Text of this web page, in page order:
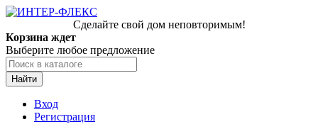
Сделайте свой дом неповторимым!
Корзина ждет
Выберите любое предложение
Найти
Вход
Регистрация